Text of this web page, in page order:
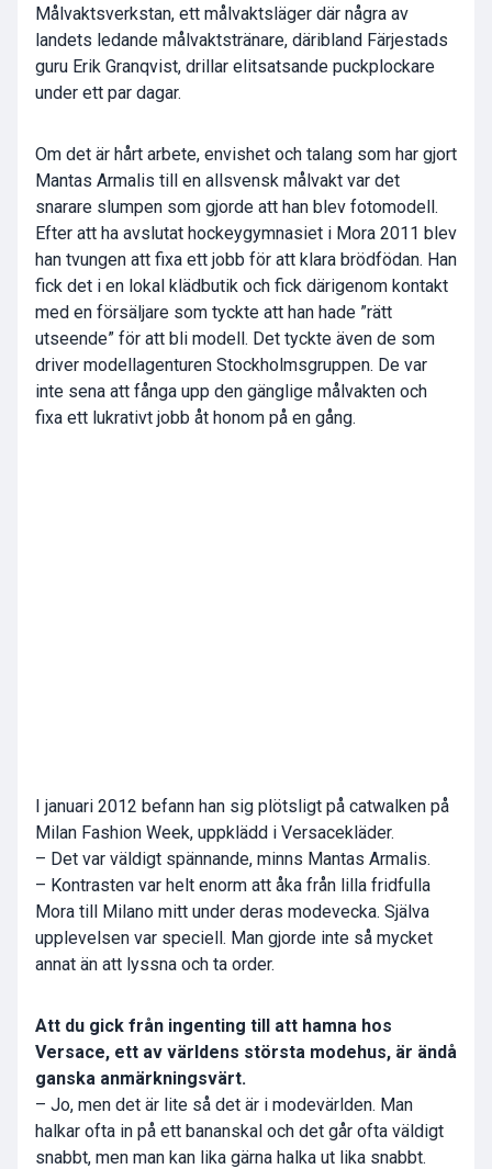
Målvaktsverkstan, ett målvaktsläger där några av
landets ledande målvaktstränare, däribland Färjestads
guru Erik Granqvist, drillar elitsatsande puckplockare
under ett par dagar.
Om det är hårt arbete, envishet och talang som har gjort
Mantas Armalis till en allsvensk målvakt var det
snarare slumpen som gjorde att han blev fotomodell.
Efter att ha avslutat hockeygymnasiet i Mora 2011 blev
han tvungen att fixa ett jobb för att klara brödfödan. Han
fick det i en lokal klädbutik och fick därigenom kontakt
med en försäljare som tyckte att han hade ”rätt
utseende” för att bli modell. Det tyckte även de som
driver modellagenturen Stockholmsgruppen. De var
inte sena att fånga upp den gänglige målvakten och
fixa ett lukrativt jobb åt honom på en gång.
I januari 2012 befann han sig plötsligt på catwalken på
Milan Fashion Week, uppklädd i Versacekläder.
– Det var väldigt spännande, minns Mantas Armalis.
– Kontrasten var helt enorm att åka från lilla fridfulla
Mora till Milano mitt under deras modevecka. Själva
upplevelsen var speciell. Man gjorde inte så mycket
annat än att lyssna och ta order.
Att du gick från ingenting till att hamna hos
Versace, ett av världens största modehus, är ändå
ganska anmärkningsvärt.
– Jo, men det är lite så det är i modevärlden. Man
halkar ofta in på ett bananskal och det går ofta väldigt
snabbt, men man kan lika gärna halka ut lika snabbt.